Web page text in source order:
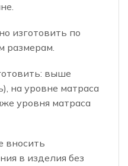
изготовить по
размерам.
выше
на уровне матраса
уровня матраса
вносить
в изделия без